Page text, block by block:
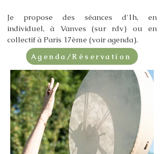
Je propose des séances d'1h, en
individuel, à Vanves (sur rdv) ou en
collectif à Paris 17ème (voir agenda).​​
Agenda/Réservation